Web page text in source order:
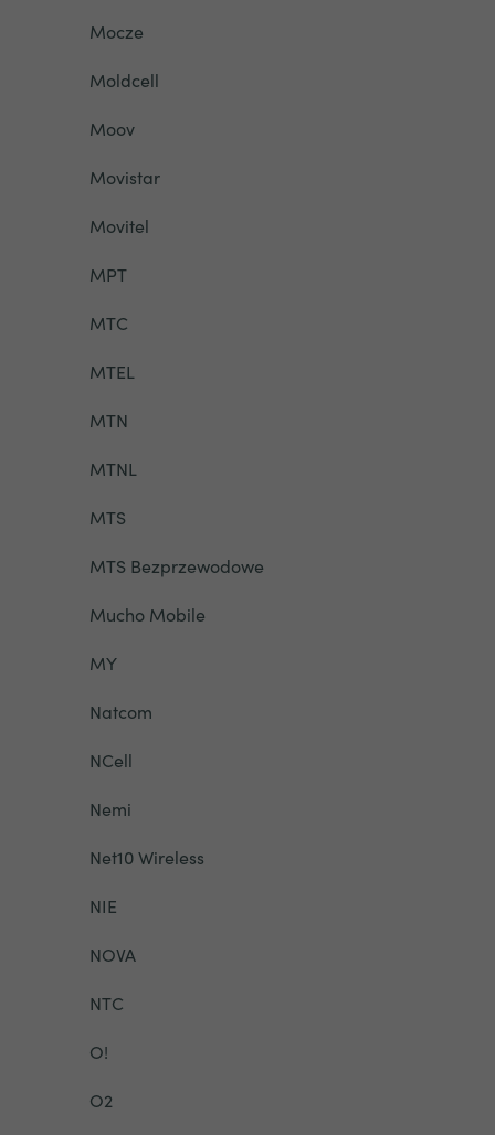
Mocze
Moldcell
Moov
Movistar
Movitel
MPT
MTC
MTEL
MTN
MTNL
MTS
MTS Bezprzewodowe
Mucho Mobile
MY
Natcom
NCell
Nemi
Net10 Wireless
NIE
NOVA
NTC
O!
O2